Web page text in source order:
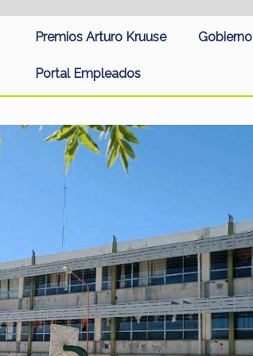
Premios Arturo Kruuse Gobierno
Portal Empleados